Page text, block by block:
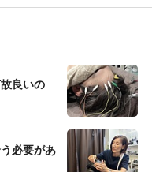
良いの
必要があ